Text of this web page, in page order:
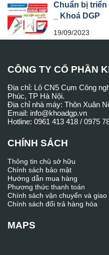
Chuẩn bị triển
_ Khoá DGP
19/09/2023
CÔNG TY CỔ PHẦN
Địa chỉ: Lô CN5 Cụm Công
Phúc, TP Hà Nội.
Địa chỉ nhà máy: Thôn Xuân
Email: info@khoadgp.vn
Hotline: 0961 413 418 / 0975
CHÍNH SÁCH
Thông tin chủ sở hữu
Chính sách bảo mật
Hướng dẫn mua hàng
Phương thức thanh toán
Chính sách vận chuyển và giao
Chính sách đổi trả hàng hóa
MAPS